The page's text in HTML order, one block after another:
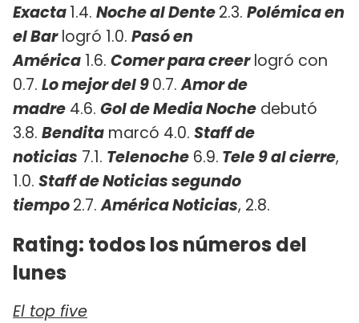
Exacta1.4. Noche al Dente2.3. Polémica en
el Barlogró 1.0. Pasó en
América 1.6. Comer para creerlogró con
0.7. Lo mejor del 90.7.Amor de
madre 4.6. Gol de Media Noche debutó
3.8. Bendita marcó 4.0. Staff de
noticias 7.1. Telenoche 6.9. Tele 9 al cierre,
1.0. Staff de Noticias segundo
tiempo2.7.América Noticias, 2.8.
Rating: todos los números del
lunes
El top five